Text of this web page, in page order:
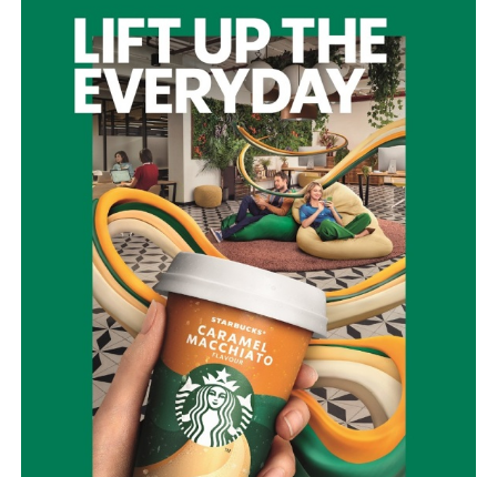
Η Πολιτική Προστασία δεν είναι μια υπηρεσία που
ενεργοποιείται μόνο όταν ξεσπάσει μια πυρκαγιά. Είναι
μια συνεχής επένδυση στην ασφάλεια των ανθρώπων,
των χωριών μας, των δασών μας και της πολιτιστικής μας
κληρονομιάς.
Η Ναυπακτία μπορεί και πρέπει να γίνει πρότυπο Δήμου
στην πρόληψη και την αντιμετώπιση φυσικών
καταστροφών.
Με σχέδιο.
Με τεχνολογία.
Με εθελοντισμό.
Με συνεργασία.
Γιατί η καλύτερη πυρκαγιά είναι εκείνη που δεν θα
εκδηλωθεί ποτέ.